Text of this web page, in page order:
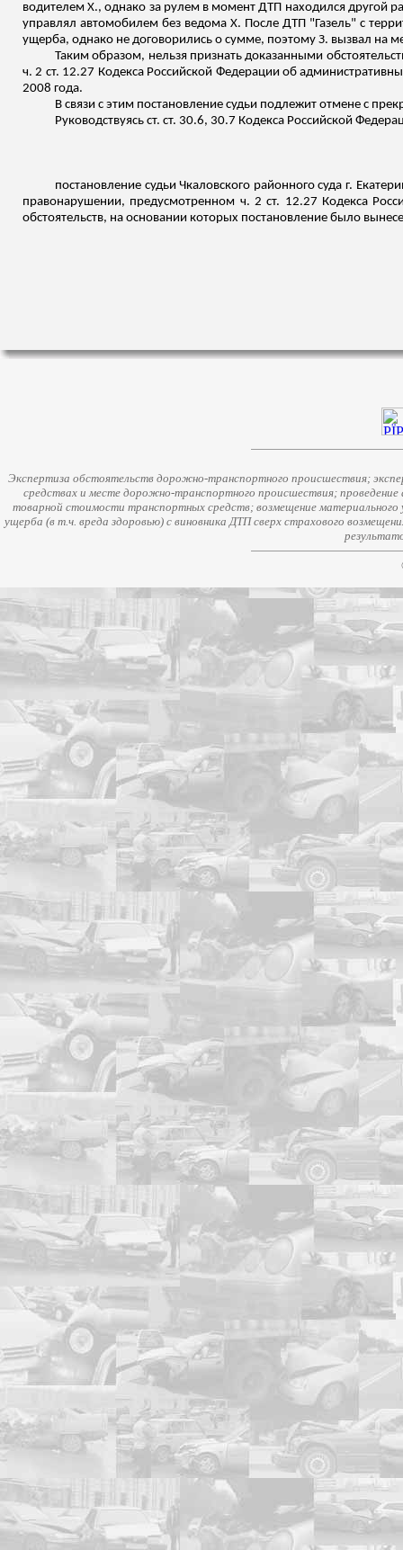
водителем Х., однако за рулем в момент ДТП находился другой
управлял автомобилем без ведома Х. После ДТП "Газель" с
ущерба, однако не договорились о сумме, поэтому З. вызвал на
Таким образом, нельзя признать доказанными
ч. 2 ст. 12.27 Кодекса Российской Федерации об
2008 года.
В связи с этим постановление судьи подлежит отмене с
Руководствуясь ст. ст. 30.6, 30.7 Кодекса Российской
постановление судьи Чкаловского районного суда г.
правонарушении, предусмотренном ч. 2 ст. 12.27 Кодекса
обстоятельств, на основании которых постановление было
Экспертиза обстоятельств дорожно-транспортного происшествия;
средствах и месте дорожно-транспортного происшествия;
товарной стоимости транспортных средств; возмещение
ущерба (в т.ч. вреда здоровью) с виновника ДТП сверх страхового